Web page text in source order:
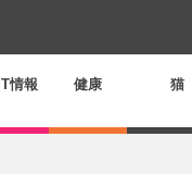
IT情報 健康 猫